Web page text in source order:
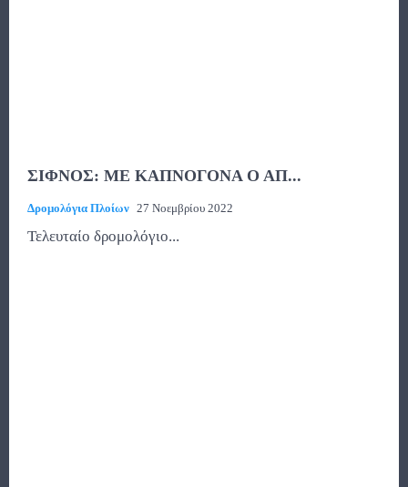
ΣΙΦΝΟΣ: ΜΕ ΚΑΠΝΟΓΟΝΑ Ο ΑΠ...
Δρομολόγια Πλοίων 27 Νοεμβρίου 2022
Τελευταίο δρομολόγιο...